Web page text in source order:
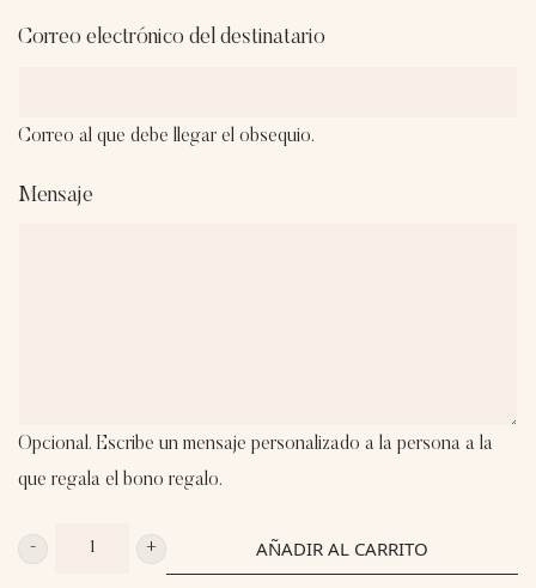
Correo electrónico del destinatario
Correo al que debe llegar el obsequio.
Mensaje
Opcional. Escribe un mensaje personalizado a la persona a la
que regala el bono regalo.
PACK
AÑADIR AL CARRITO